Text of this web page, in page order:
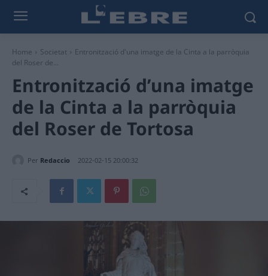
Home Societat
Entronització d'una imatge de la Cinta a la parròquia
del Roser de...
Entronització d’una imatge
de la Cinta a la parròquia
del Roser de Tortosa
Per Redaccio 2022-02-15 20:00:32